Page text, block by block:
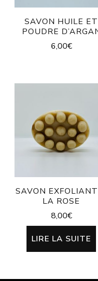
SAVON HUILE ET
POUDRE
6,00€
SAVON
LA ROSE
8,00€
LIRE LA SUITE